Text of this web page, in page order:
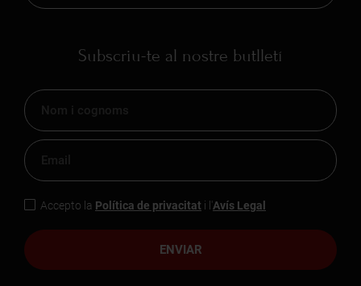
Subscriu-te al nostre butlletí
ENVIAR
Accepto la Política de privacitat i l'Avís Legal